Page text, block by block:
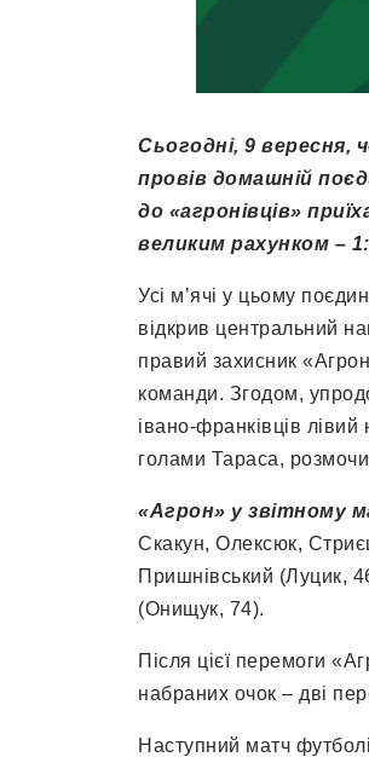
Сьогодні, 9 вересня,
провів домашній
до «агронівців»
великим рахунком –
Усі м’ячі у цьому
відкрив центральний
правий захисник
команди. Згодом,
івано-франківців
голами Тараса,
«Агрон» у звітному
Скакун, Олексюк,
Пришнівський (Луцик,
(Онищук, 74).
Після цієї перемоги
набраних очок – дві
Наступний матч